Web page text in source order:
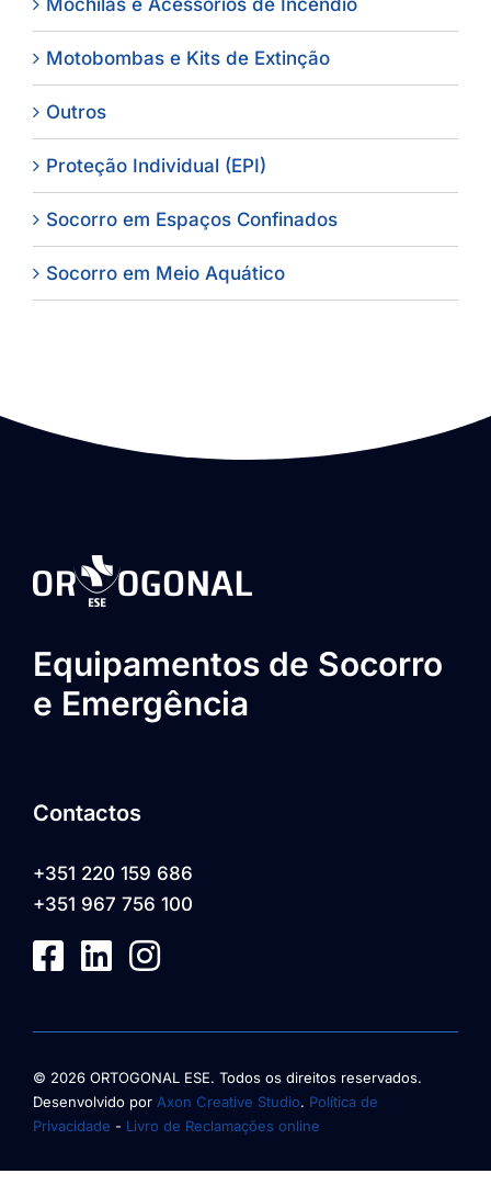
Motobombas e Kits de Extinção
Outros
Proteção Individual (EPI)
Socorro em Espaços Confinados
Socorro em Meio Aquático
Equipamentos de Socorro
e Emergência
Contactos
+351 220 159 686
+351 967 756 100
© 2026 ORTOGONAL ESE. Todos os direitos reservados.
Desenvolvido por Axon Creative Studio. Política de
Privacidade - Livro de Reclamações online